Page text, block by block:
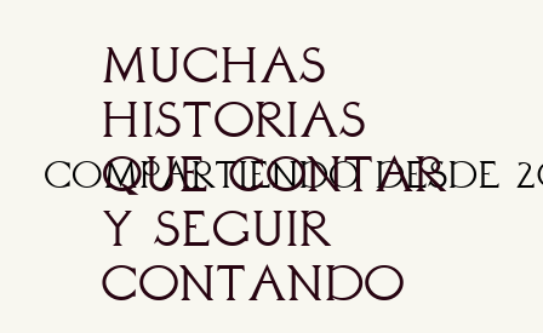
compartiendo Desde
mUCHAS
HISTORIAS
QUE CONTAR
Y SEGUIR
CONTANDO